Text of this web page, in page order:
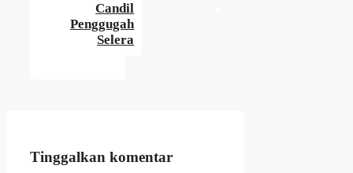
Candil
Penggugah
Selera
Tinggalkan komentar